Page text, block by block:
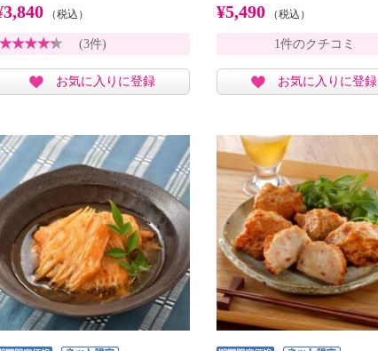
（税込）
(3件)
お気に入りに登録
¥5,490 （税込）
1件のクチコミ
お気に入りに登録